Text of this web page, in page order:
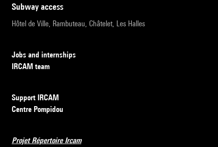
subway access
Hôtel de Ville, Rambuteau, Châtelet, Les Halles
Jobs and internships
IRCAM team
Support IRCAM
Centre Pompidou
Projet Répertoire Ircam